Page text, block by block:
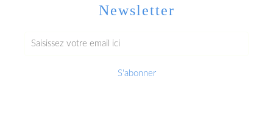
Newsletter